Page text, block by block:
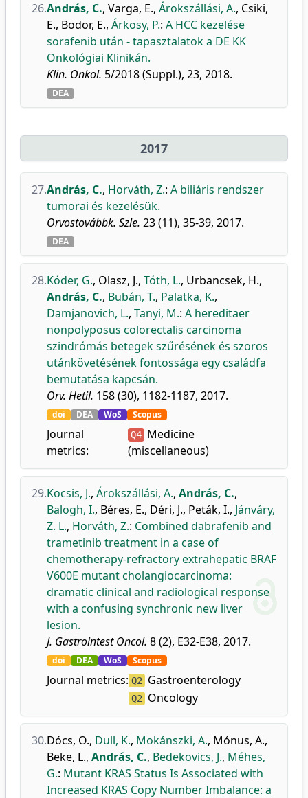
26.András, C., Varga, E., Árokszállási, A., Csiki,
E., Bodor, E., Árkosy, P.: A HCC kezelése
sorafenib után - tapasztalatok a DE KK
Onkológiai Klinikán.
Klin. Onkol. 5/2018 (Suppl.), 23, 2018.
DEA
2017
27.András, C., Horváth, Z.: A biliáris rendszer
tumorai és kezelésük.
Orvostovábbk. Szle. 23 (11), 35-39, 2017.
DEA
28.Kóder, G., Olasz, J., Tóth, L., Urbancsek, H.,
András, C., Bubán, T., Palatka, K.,
Damjanovich, L., Tanyi, M.: A hereditaer
nonpolyposus colorectalis carcinoma
szindrómás betegek szűrésének és szoros
utánkövetésének fontossága egy családfa
bemutatása kapcsán.
Orv. Hetil. 158 (30), 1182-1187, 2017.
doi DEA WoS Scopus
Journal
metrics:
Q4 Medicine
(miscellaneous)
29.Kocsis, J., Árokszállási, A., András, C.,
Balogh, I., Béres, E., Déri, J., Peták, I., Jánváry,
Z. L., Horváth, Z.: Combined dabrafenib and
trametinib treatment in a case of
chemotherapy-refractory extrahepatic BRAF
V600E mutant cholangiocarcinoma:
dramatic clinical and radiological response
with a confusing synchronic new liver
lesion.
J. Gastrointest Oncol. 8 (2), E32-E38, 2017.
doi DEA WoS Scopus
Journal metrics: Q2 Gastroenterology
Q2 Oncology
30.Dócs, O., Dull, K., Mokánszki, A., Mónus, A.,
Beke, L., András, C., Bedekovics, J., Méhes,
G.: Mutant KRAS Status Is Associated with
Increased KRAS Copy Number Imbalance: a